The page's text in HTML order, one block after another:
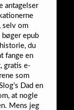
antagelser
selv om
epub
du
fange en
gratis e-
som
Dad en
at nogle
Mens jeg